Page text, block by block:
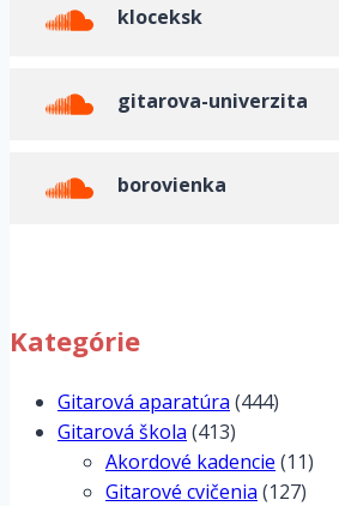
kloceksk
gitarova-univerzita
borovienka
Kategórie
Gitarová aparatúra (444)
Gitarová škola (413)
Akordové kadencie (11)
Gitarové cvičenia (127)